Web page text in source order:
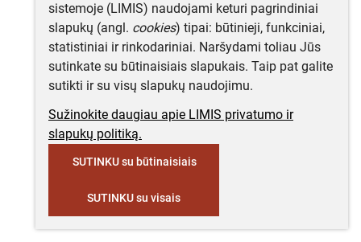
sistemoje (LIMIS) naudojami keturi pagrindiniai
slapukų (angl. cookies) tipai: būtinieji, funkciniai,
statistiniai ir rinkodariniai. Naršydami toliau Jūs
sutinkate su būtinaisiais slapukais. Taip pat galite
sutikti ir su visų slapukų naudojimu.
Sužinokite daugiau apie LIMIS privatumo ir
slapukų politiką.
SUTINKU su būtinaisiais
SUTINKU su visais